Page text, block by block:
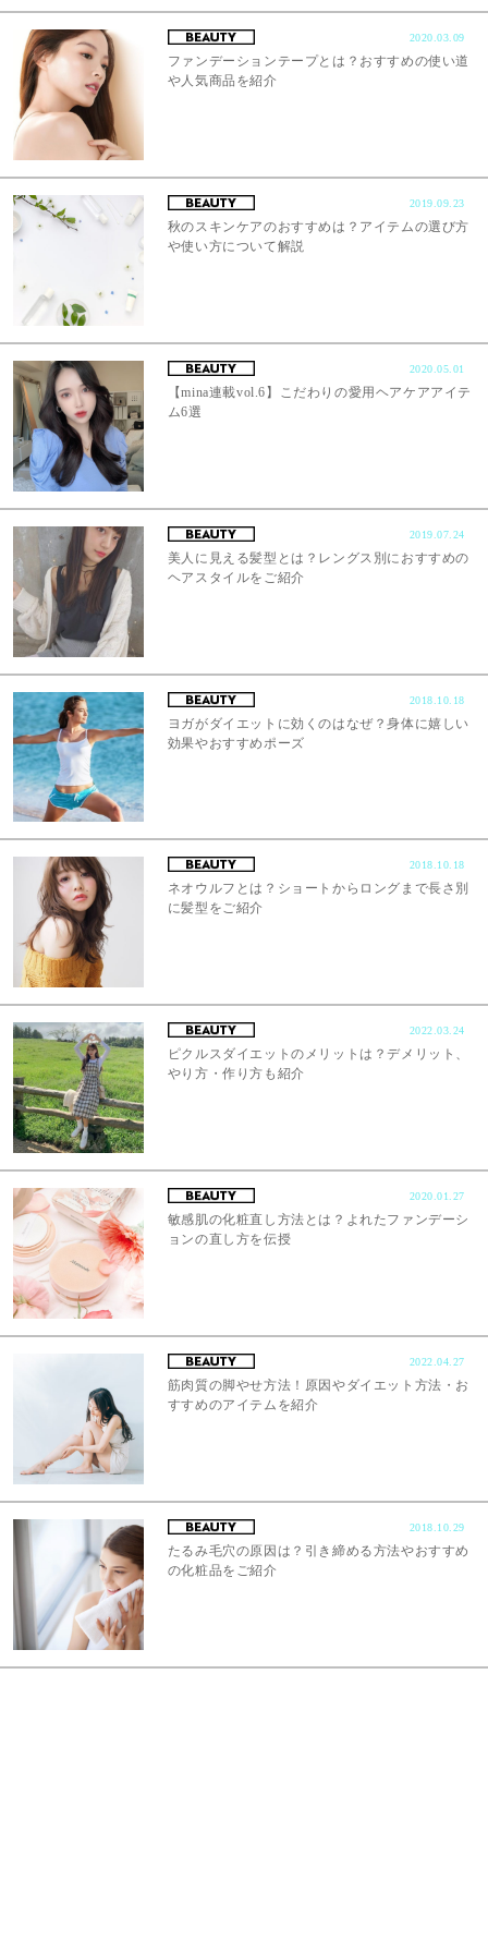
2020.03.09
ファンデーションテープとは？おすすめの使い道
や人気商品を紹介
2019.09.23
秋のスキンケアのおすすめは？アイテムの選び方
や使い方について解説
2020.05.01
【mina連載vol.6】こだわりの愛用ヘアケアアイテ
ム6選
2019.07.24
美人に見える髪型とは？レングス別におすすめの
ヘアスタイルをご紹介
2018.10.18
ヨガがダイエットに効くのはなぜ？身体に嬉しい
効果やおすすめポーズ
2018.10.18
ネオウルフとは？ショートからロングまで長さ別
に髪型をご紹介
2022.03.24
ピクルスダイエットのメリットは？デメリット、
やり方・作り方も紹介
2020.01.27
敏感肌の化粧直し方法とは？よれたファンデーシ
ョンの直し方を伝授
2022.04.27
筋肉質の脚やせ方法！原因やダイエット方法・お
すすめのアイテムを紹介
2018.10.29
たるみ毛穴の原因は？引き締める方法やおすすめ
の化粧品をご紹介